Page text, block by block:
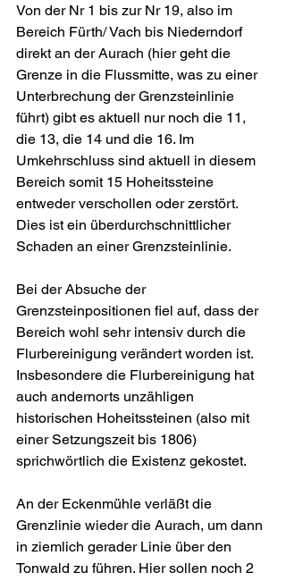
Von der Nr 1 bis zur Nr 19, also im
Bereich Fürth/ Vach bis Niederndorf
direkt an der Aurach (hier geht die
Grenze in die Flussmitte, was zu einer
Unterbrechung der Grenzsteinlinie
führt) gibt es aktuell nur noch die 11,
die 13, die 14 und die 16. Im
Umkehrschluss sind aktuell in diesem
Bereich somit 15 Hoheitssteine
entweder verschollen oder zerstört.
Dies ist ein überdurchschnittlicher
Schaden an einer Grenzsteinlinie.
Bei der Absuche der
Grenzsteinpositionen fiel auf, dass der
Bereich wohl sehr intensiv durch die
Flurbereinigung verändert worden ist.
Insbesondere die Flurbereinigung hat
auch andernorts unzähligen
historischen Hoheitssteinen (also mit
einer Setzungszeit bis 1806)
sprichwörtlich die Existenz gekostet.
An der Eckenmühle verläßt die
Grenzlinie wieder die Aurach, um dann
in ziemlich gerader Linie über den
Tonwald zu führen. Hier sollen noch 2